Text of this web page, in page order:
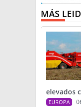
MÁS
elevados
EUROPA